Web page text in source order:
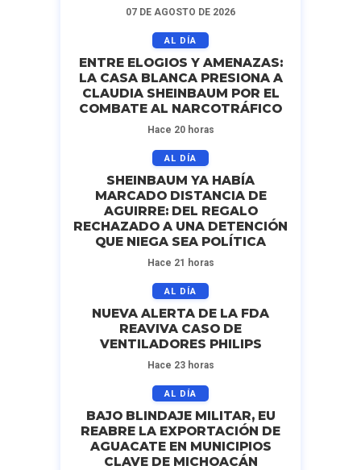
07 DE AGOSTO DE 2026
AL DÍA
ENTRE ELOGIOS Y AMENAZAS:
LA CASA BLANCA PRESIONA A
CLAUDIA SHEINBAUM POR EL
COMBATE AL NARCOTRÁFICO
Hace 20 horas
AL DÍA
SHEINBAUM YA HABÍA
MARCADO DISTANCIA DE
AGUIRRE: DEL REGALO
RECHAZADO A UNA DETENCIÓN
QUE NIEGA SEA POLÍTICA
Hace 21 horas
AL DÍA
NUEVA ALERTA DE LA FDA
REAVIVA CASO DE
VENTILADORES PHILIPS
Hace 23 horas
AL DÍA
BAJO BLINDAJE MILITAR, EU
REABRE LA EXPORTACIÓN DE
AGUACATE EN MUNICIPIOS
CLAVE DE MICHOACÁN